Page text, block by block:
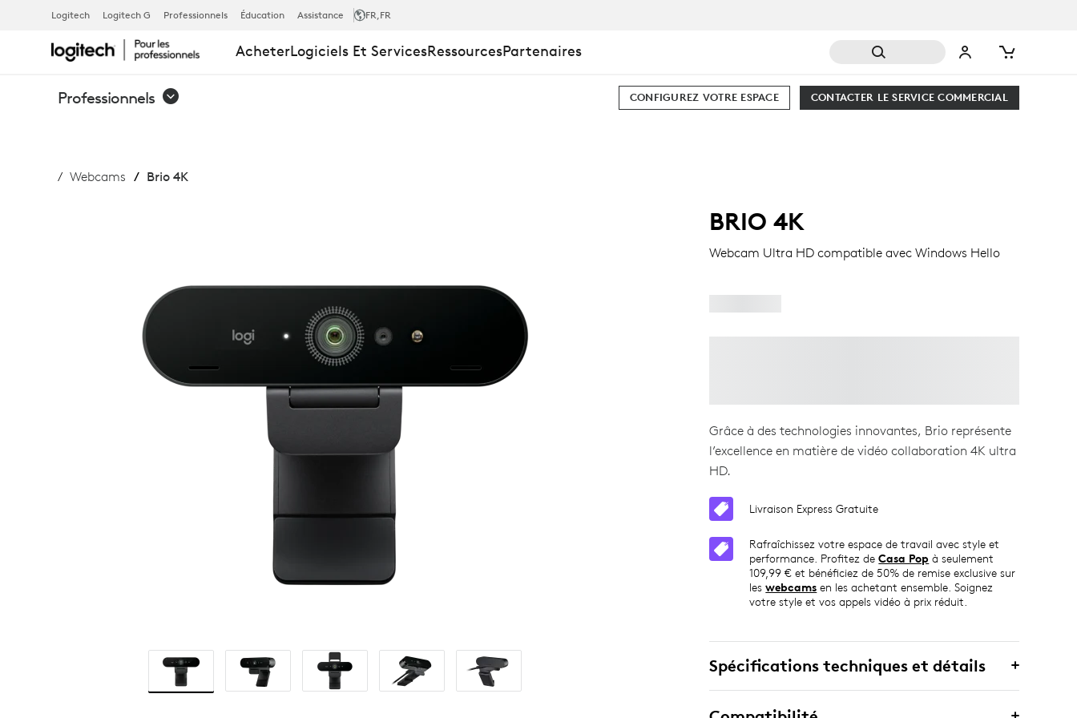
WEBCAM
LOGITECH
BRIO
Logitech Logitech G Professionnels Éducation Assistance FR,FR
AcheterLogiciels Et ServicesRessourcesPartenaires
Professionnels CONTACTER LE SERVICE COMMERCIAL
CONFIGUREZ VOTRE ESPACE
Webcams Brio 4K
BRIO 4K
Webcam Ultra HD compatible avec Windows Hello
Grâce à des technologies innovantes, Brio représente
l’excellence en matière de vidéo collaboration 4K ultra
HD.
Livraison Express Gratuite
Rafraîchissez votre espace de travail avec style et
performance. Profitez deCasa Pop à seulement
109,99 € et bénéficiez de 50% de remise exclusive sur
leswebcams en les achetant ensemble. Soignez
votre style et vos appels vidéo à prix réduit.
Spécifications techniques et détails